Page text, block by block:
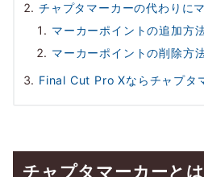
チャプタマーカーの代わりに
マーカーポイントの追加方
マーカーポイントの削除方
Final Cut Pro Xならチャプタ
チャプタマーカーと